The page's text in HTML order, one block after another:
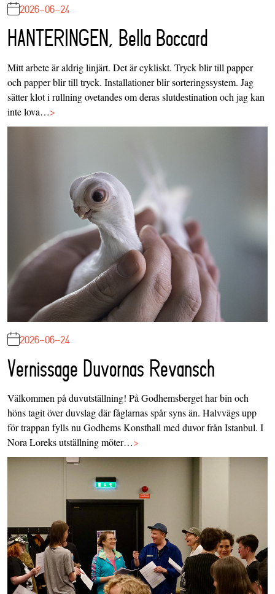
2026-06-24
HANTERINGEN, Bella Boccard
Mitt arbete är aldrig linjärt. Det är cykliskt. Tryck blir till papper
och papper blir till tryck. Installationer blir sorteringssystem. Jag
sätter klot i rullning ovetandes om deras slutdestination och jag kan
inte lova…>
2026-06-24
Vernissage Duvornas Revansch
Välkommen på duvutställning! På Godhemsberget har bin och
höns tagit över duvslag där fåglarnas spår syns än. Halvvägs upp
för trappan fylls nu Godhems Konsthall med duvor från Istanbul. I
Nora Loreks utställning möter…>